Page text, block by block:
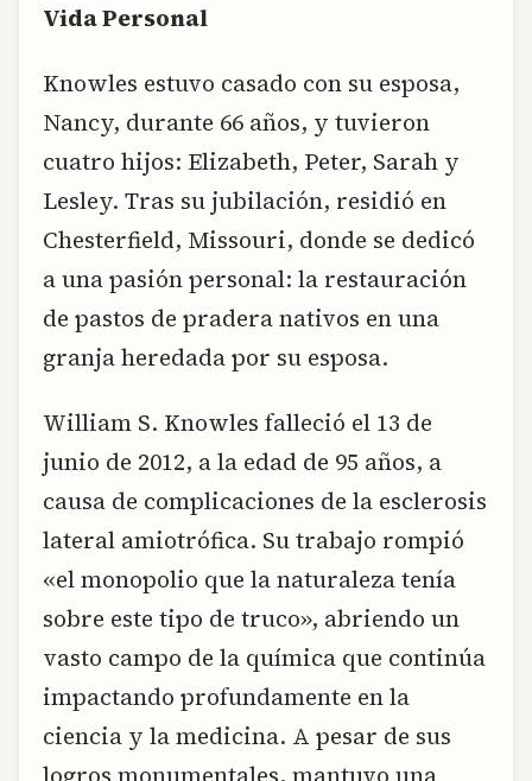
Vida Personal
Knowles estuvo casado con su esposa,
Nancy, durante 66 años, y tuvieron
cuatro hijos: Elizabeth, Peter, Sarah y
Lesley. Tras su jubilación, residió en
Chesterfield, Missouri, donde se dedicó
a una pasión personal: la restauración
de pastos de pradera nativos en una
granja heredada por su esposa.
William S. Knowles falleció el 13 de
junio de 2012, a la edad de 95 años, a
causa de complicaciones de la esclerosis
lateral amiotrófica. Su trabajo rompió
«el monopolio que la naturaleza tenía
sobre este tipo de truco», abriendo un
vasto campo de la química que continúa
impactando profundamente en la
ciencia y la medicina. A pesar de sus